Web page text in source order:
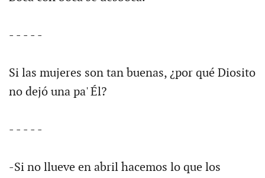
- - - - -
Si las mujeres son tan buenas, ¿por qué Diosito
no dejó una pa' Él?
- - - - -
-Si no llueve en abril hacemos lo que los